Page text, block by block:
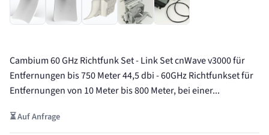
Cambium 60 GHz Richtfunk Set - Link Set cnWave v3000 für
Entfernungen bis 750 Meter 44,5 dbi - 60GHz Richtfunkset für
Entfernungen von 10 Meter bis 800 Meter, bei einer...
⏳ Auf Anfrage